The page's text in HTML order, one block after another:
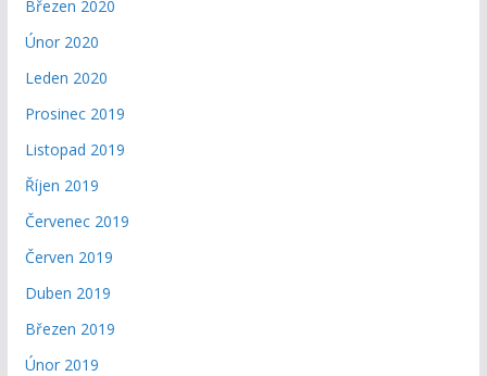
Březen 2020
Únor 2020
Leden 2020
Prosinec 2019
Listopad 2019
Říjen 2019
Červenec 2019
Červen 2019
Duben 2019
Březen 2019
Únor 2019